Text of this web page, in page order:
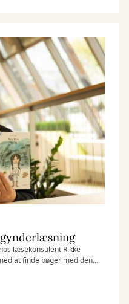
læsekonsulent Rikke
at finde bøger med den